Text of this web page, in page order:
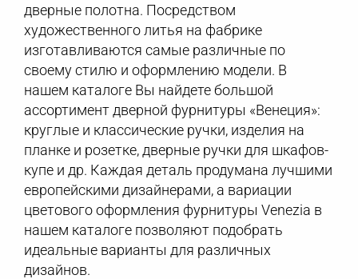
дверные полотна. Посредством
художественного литья на фабрике
изготавливаются самые различные по
своему стилю и оформлению модели. В
нашем каталоге Вы найдете большой
ассортимент дверной фурнитуры «Венеция»:
круглые и классические ручки, изделия на
планке и розетке, дверные ручки для шкафов-
купе и др. Каждая деталь продумана лучшими
европейскими дизайнерами, а вариации
цветового оформления фурнитуры Venezia в
нашем каталоге позволяют подобрать
идеальные варианты для различных
дизайнов.